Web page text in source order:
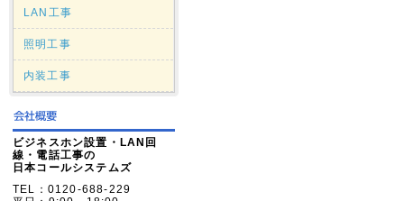
LAN工事
照明工事
内装工事
ビジネスホン設置・LAN回
線・電話工事の
日本コールシステムズ
TEL：0120-688-229